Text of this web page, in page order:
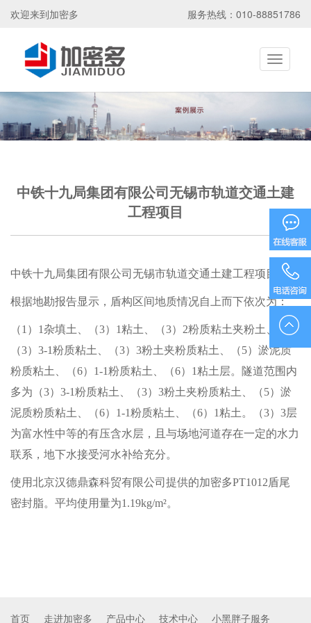
欢迎来到加密多 服务热线：010-88851786
Toggle
中铁十九局集团有限公司无锡市轨道交通土建
工程项目
中铁十九局集团有限公司无锡市轨道交通土建工程项目
根据地勘报告显示，盾构区间地质情况自上而下依次为：
（1）1杂填土、（3）1粘土、（3）2粉质粘土夹粉土、
（3）3-1粉质粘土、（3）3粉土夹粉质粘土、（5）淤泥质
粉质粘土、（6）1-1粉质粘土、（6）1粘土层。隧道范围内
多为（3）3-1粉质粘土、（3）3粉土夹粉质粘土、（5）淤
泥质粉质粘土、（6）1-1粉质粘土、（6）1粘土。（3）3层
为富水性中等的有压含水层，且与场地河道存在一定的水力
联系，地下水接受河水补给充分。
使用北京汉德鼎森科贸有限公司提供的加密多PT1012盾尾
密封脂。平均使用量为1.19kg/m²。
首页 走进加密多 产品中心 技术中心 小黑胖子服务
010-